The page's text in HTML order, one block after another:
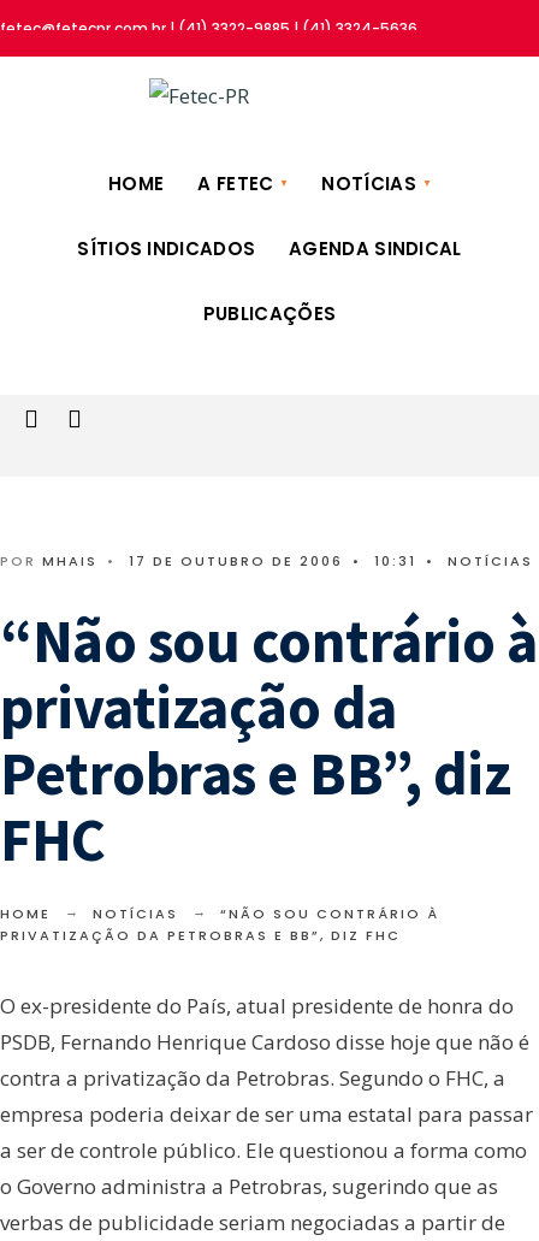
fetec@fetecpr.com.br | (41) 3322-9885 | (41) 3324-5636
HOME A FETEC NOTÍCIAS
SÍTIOS INDICADOS AGENDA SINDICAL
PUBLICAÇÕES
POR MHAIS • 17 DE OUTUBRO DE 2006 • 10:31 • NOTÍCIAS
“Não sou contrário à
privatização da
Petrobras e BB”, diz
FHC
HOME NOTÍCIAS
“NÃO SOU CONTRÁRIO À
PRIVATIZAÇÃO DA PETROBRAS E BB”, DIZ FHC
O ex-presidente do País, atual presidente de honra do
PSDB, Fernando Henrique Cardoso disse hoje que não é
contra a privatização da Petrobras. Segundo o FHC, a
empresa poderia deixar de ser uma estatal para passar
a ser de controle público. Ele questionou a forma como
o Governo administra a Petrobras, sugerindo que as
verbas de publicidade seriam negociadas a partir de